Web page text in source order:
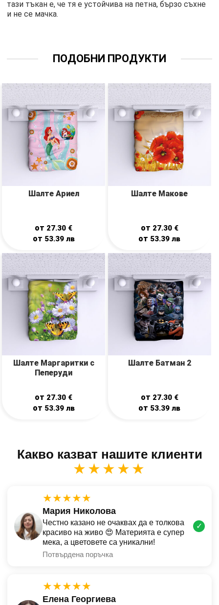
тази тъкан е, че тя е устойчива на петна, бързо съхне
и не се мачка.
ПОДОБНИ ПРОДУКТИ
Шалте Ариел
от 27.30 €
от 53.39 лв
Шалте Макове
от 27.30 €
от 53.39лв
Шалте Маргаритки с
Пеперуди
от 27.30 €
от 53.39 лв
Шалте Батман 2
от 27.30 €
от 53.39лв
Какво казват нашите клиенти
★★★★★
★★★★★
Мария Николова
Честно казано не очаквах да е толкова
красиво на живо 😍 Материята е супер
мека, а цветовете са уникални!
Потвърдена поръчка
✓
★★★★★
Елена Георгиева